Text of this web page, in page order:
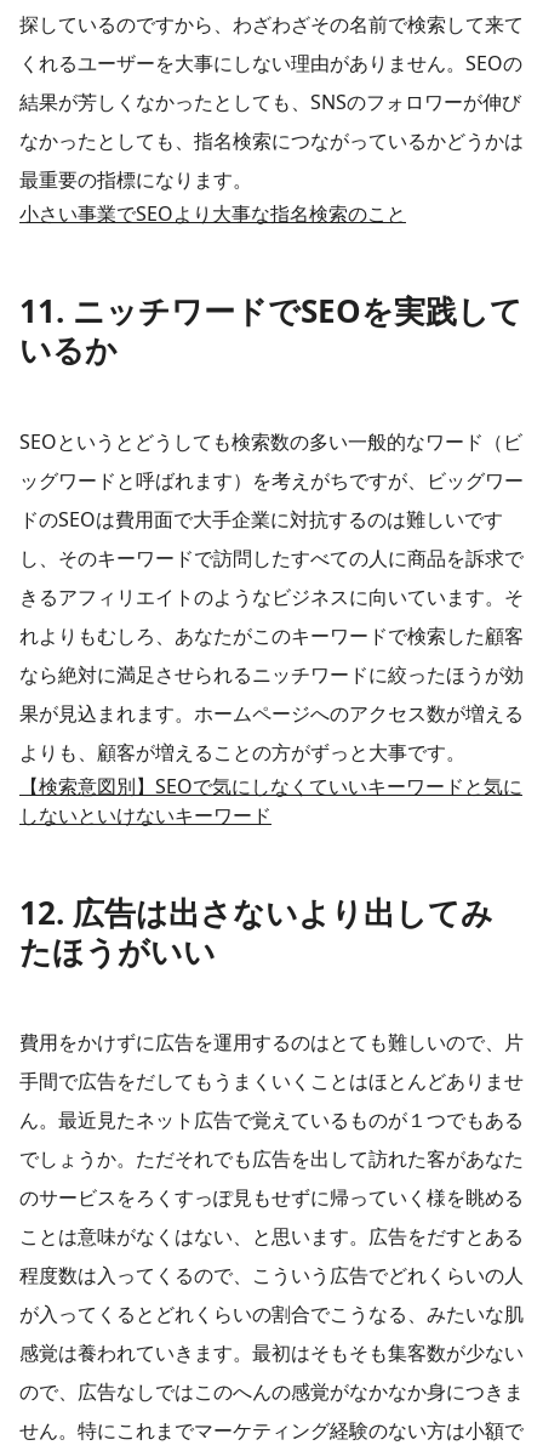
探しているのですから、わざわざその名前で検索して来て
くれるユーザーを大事にしない理由がありません。SEOの
結果が芳しくなかったとしても、SNSのフォロワーが伸び
なかったとしても、指名検索につながっているかどうかは
最重要の指標になります。
小さい事業でSEOより大事な指名検索のこと
11. ニッチワードでSEOを実践して
いるか
​SEOというとどうしても検索数の多い一般的なワード（ビ
ッグワードと呼ばれます）を考えがちですが、ビッグワー
ドのSEOは費用面で大手企業に対抗するのは難しいです
し、そのキーワードで訪問したすべての人に商品を訴求で
きるアフィリエイトのようなビジネスに向いています。そ
れよりもむしろ、あなたがこのキーワードで検索した顧客
なら絶対に満足させられるニッチワードに絞ったほうが効
果が見込まれます。ホームページへのアクセス数が増える
よりも、顧客が増えることの方がずっと大事です。
​【検索意図別】SEOで気にしなくていいキーワードと気に
しないといけないキーワード
12. 広告は出さないより出してみ
たほうがいい
費用をかけずに広告を運用するのはとても難しいので、片
手間で広告をだしてもうまくいくことはほとんどありませ
ん。最近見たネット広告で覚えているものが１つでもある
でしょうか。ただそれでも広告を出して訪れた客があなた
のサービスをろくすっぽ見もせずに帰っていく様を眺める
ことは意味がなくはない、と思います。広告をだすとある
程度数は入ってくるので、こういう広告でどれくらいの人
が入ってくるとどれくらいの割合でこうなる、みたいな肌
感覚は養われていきます。最初はそもそも集客数が少ない
ので、広告なしではこのへんの感覚がなかなか身につきま
せん。特にこれまでマーケティング経験のない方は小額で